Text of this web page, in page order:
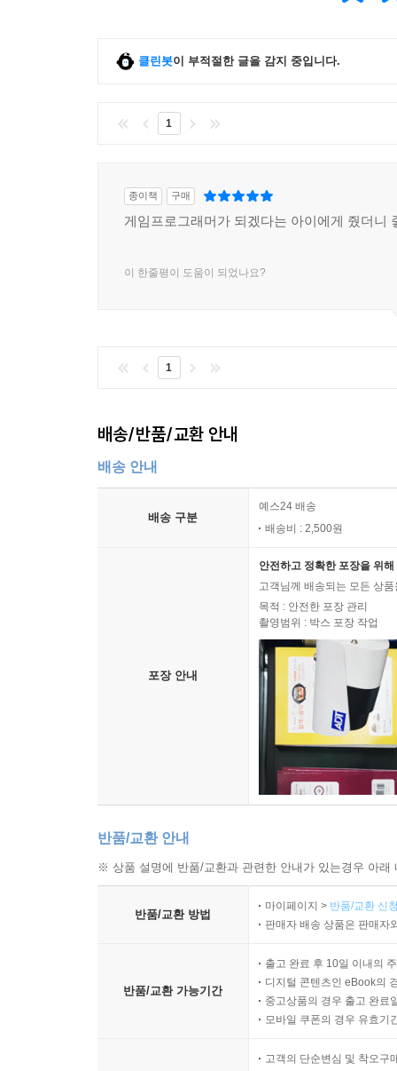
클린봇이 부적절한 글을 감지 중입니다.
1
종이책 구매
게임프로그래머가 되겠다는 아이에게 줬더니
이 한줄평이 도움이 되었나요?
1
배송/반품/교환 안내
배송 안내
배송 구분
예스24 배송
배송비 : 2,500원
포장 안내
안전하고 정확한 포장을 위
고객님께 배송되는 모든 상
목적 : 안전한 포장 관리
촬영범위 : 박스 포장 작업
반품/교환 안내
※ 상품 설명에 반품/교환과 관련한 안내가 있는경우 아
반품/교환 방법
마이페이지 > 반품/교환 신
판매자 배송 상품은 판매자
반품/교환 가능기간
출고 완료 후 10일 이내의
디지털 콘텐츠인 eBook의
중고상품의 경우 출고 완료
모바일 쿠폰의 경우 유효기
고객의 단순변심 및 착오구